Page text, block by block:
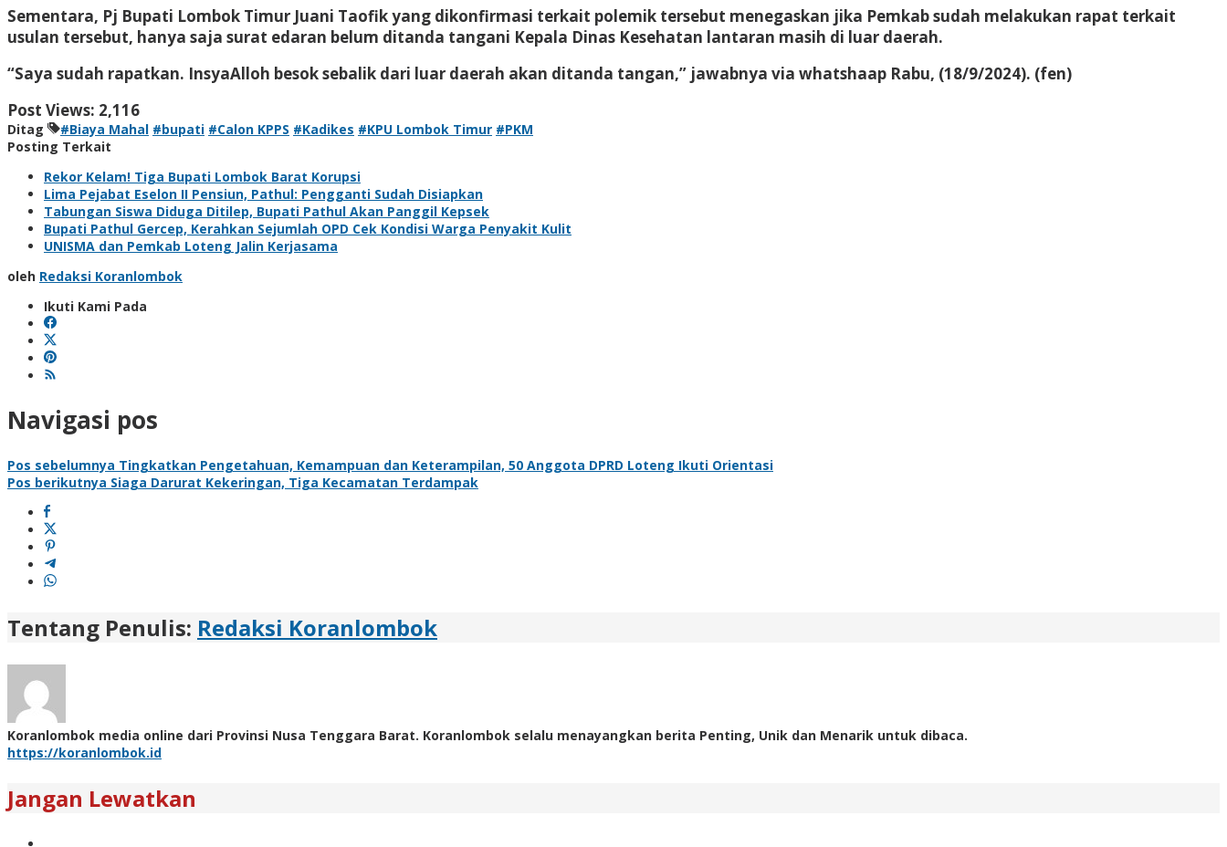
Sementara, Pj Bupati Lombok Timur Juani Taofik yang dikonfirmasi terkait polemik tersebut menegaskan jika Pemkab sudah melakukan rapat terkait
usulan tersebut, hanya saja surat edaran belum ditanda tangani Kepala Dinas Kesehatan lantaran masih di luar daerah.
“Saya sudah rapatkan. InsyaAlloh besok sebalik dari luar daerah akan ditanda tangan,” jawabnya via whatshaap Rabu, (18/9/2024). (fen)
Post Views: 2,116
Ditag #Biaya Mahal #bupati #Calon KPPS #Kadikes #KPU Lombok Timur #PKM
Posting Terkait
Rekor Kelam! Tiga Bupati Lombok Barat Korupsi
Lima Pejabat Eselon II Pensiun, Pathul: Pengganti Sudah Disiapkan
Tabungan Siswa Diduga Ditilep, Bupati Pathul Akan Panggil Kepsek
Bupati Pathul Gercep, Kerahkan Sejumlah OPD Cek Kondisi Warga Penyakit Kulit
UNISMA dan Pemkab Loteng Jalin Kerjasama
oleh Redaksi Koranlombok
Ikuti Kami Pada
Navigasi pos
Pos sebelumnya Tingkatkan Pengetahuan, Kemampuan dan Keterampilan, 50 Anggota DPRD Loteng Ikuti Orientasi
Pos berikutnya Siaga Darurat Kekeringan, Tiga Kecamatan Terdampak
Tentang Penulis: Redaksi Koranlombok
Koranlombok media online dari Provinsi Nusa Tenggara Barat. Koranlombok selalu menayangkan berita Penting, Unik dan Menarik untuk dibaca.
https://koranlombok.id
Jangan Lewatkan